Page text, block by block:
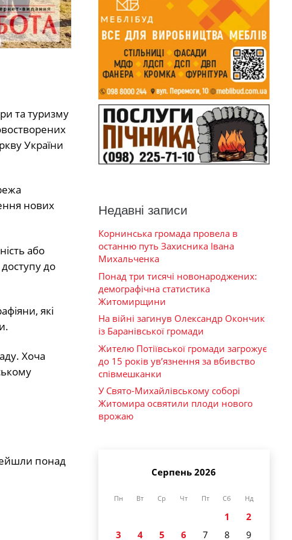
та туризму
України
нових
або
до
які
Хоча
понад
Недавні записи
Корнинська громада провела в
останню путь Захисника Івана
Михальченка
Понад три тисячі новонароджених:
демографічна статистика
Житомирщини
На війні загинув Олександр Окончик
із Баранівської громади
Жителю Потіївської громади загрожує
до 15 років ув’язнення за вбивство
співмешканки
У Свято-Михайлівському соборі
Житомира освятили плоди нового
врожаю
Серпень 2026
Пн Вт Ср Чт Пт Сб Нд
1
2
3
4 5 6 7 8
9